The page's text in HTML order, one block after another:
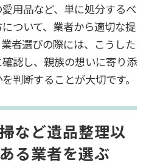
用品など、単に処分するべ
ついて、業者から適切な提
者選びの際には、こうした
認し、親族の想いに寄り添
判断することが大切です。
など遺品整理以
る業者を選ぶ